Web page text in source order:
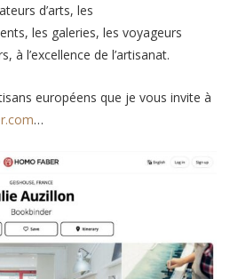
d’arts, les
les galeries, les voyageurs
à l’excellence de l’artisanat.
européens que je vous invite à
…